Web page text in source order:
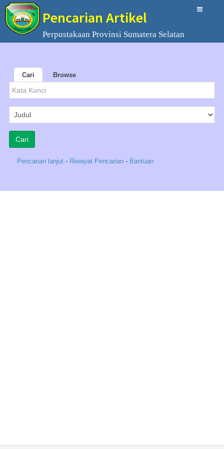
Pencarian Artikel
Perpustakaan Provinsi Sumatera Selatan
Cari Browse
Pencarian lanjut - Riwayat Pencarian - Bantuan